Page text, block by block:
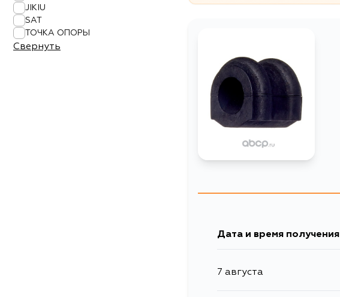
JIKIU
SAT
ТОЧКА ОПОРЫ
Свернуть
Дата и время получения
7 августа